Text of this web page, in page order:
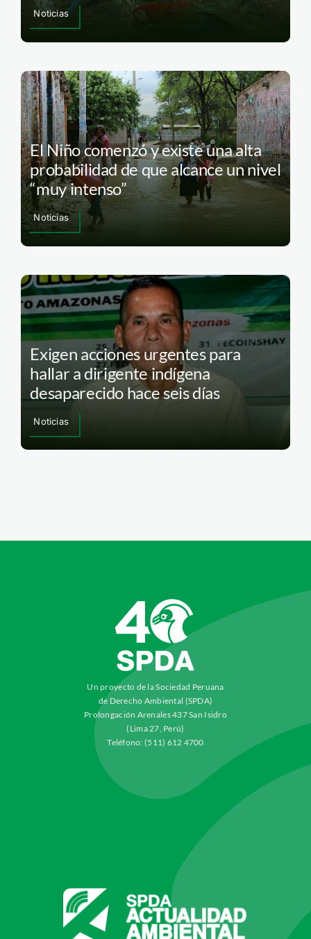
Noticias
El Niño comenzó y existe una alta
probabilidad de que alcance un nivel
“muy intenso”
Noticias
Exigen acciones urgentes para
hallar a dirigente indígena
desaparecido hace seis días
Noticias
Un proyecto de la Sociedad Peruana
de Derecho Ambiental (SPDA)
Prolongación Arenales 437 San Isidro
(Lima 27, Perú)
Teléfono: (511) 612 4700